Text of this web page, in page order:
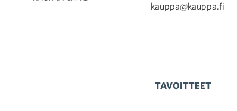
kauppa@kauppa.fi
TAVOITTEET